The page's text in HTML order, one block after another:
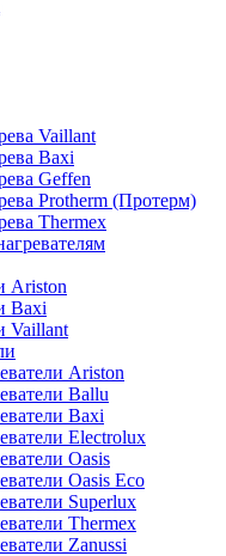
Vaillant
Baxi
Geffen
Protherm (Протерм)
Thermex
Ariston
Baxi
Vaillant
Ariston
Ballu
Baxi
Electrolux
Oasis
Oasis Eco
Superlux
Thermex
Zanussi